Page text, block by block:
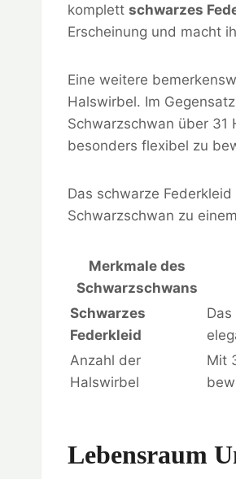
komplett schwarzes
Erscheinung und macht
Eine weitere
Halswirbel. Im
Schwarzschwan über 31
besonders flexibel zu
Das schwarze
Schwarzschwan zu
Merkmale des
Schwarzschwans
Schwarzes
Federkleid
Anzahl der
Halswirbel
Mit
Lebensraum